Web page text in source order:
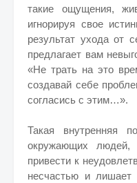
такие ощущения,
игнорируя свое
результат ухода от
предлагает вам
«Не трать на это
создавай себе
согласись с этим…».
Такая внутренняя
окружающих людей,
привести к
несчастью и лишает